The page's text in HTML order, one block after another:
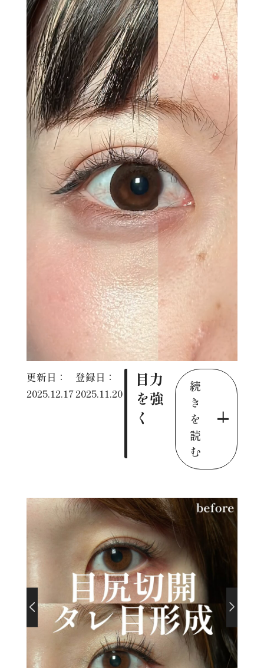
更新日：
2025.12.17
登録日：
2025.11.20
目力
を強
く
続
き
を
読
む